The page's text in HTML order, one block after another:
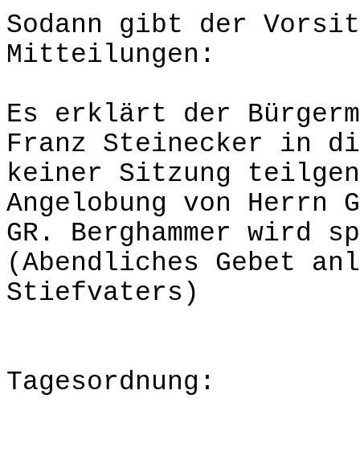
Sodann gibt der
Mitteilungen:
Es erklärt der
Franz Steinecker in
keiner Sitzung
Angelobung von Herrn
GR. Berghammer wird
(Abendliches Gebet
Stiefvaters)
Tagesordnung: